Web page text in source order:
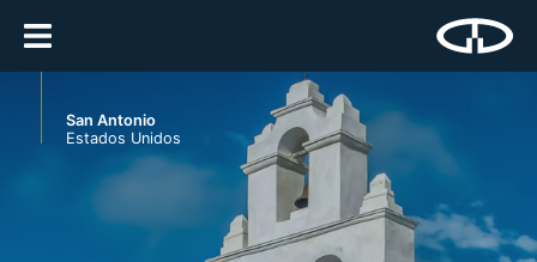
San Antonio
Estados Unidos